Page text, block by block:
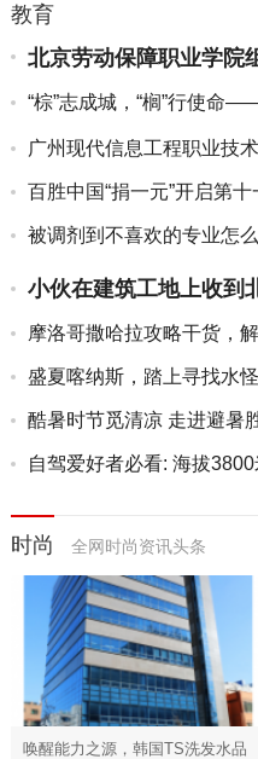
教育
北京劳动保障职业学院
双选会
“棕”志成城，“榈”行使命
广州现代信息工程职业技
百胜中国“捐一元”开启第
被调剂到不喜欢的专业怎
小伙在建筑工地上收到
摩洛哥撒哈拉攻略干货，
盛夏喀纳斯，踏上寻找水
酷暑时节觅清凉 走进避暑
自驾爱好者必看: 海拔
时尚 全网时尚资讯头条
唤醒能力之源，韩国TS洗发水品